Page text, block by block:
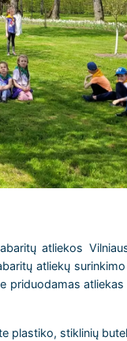
atliekos
atliekų
priduodamas
plastiko, stiklinių